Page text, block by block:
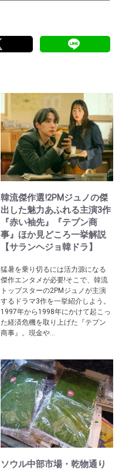
韓流傑作選!2PMジュノの傑
出した魅力あふれる主演3作
『赤い袖先』『テプン商
事』ほか見どころ一挙解説
【サランヘジョ韓ドラ】
猛暑を乗り切るには活力源になる
傑作エンタメが必要!そこで、韓流
トップスターの2PMジュノが主演
するドラマ3作を一挙紹介しよう。
1997年から1998年にかけて起こっ
た経済危機を取り上げた『テプン
商事』。現金や...
ソウル中部市場・乾物通り